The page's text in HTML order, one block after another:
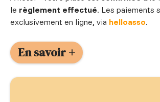
le règlement effectué. Les paiements
exclusivement en ligne, via helloasso.
En savoir +